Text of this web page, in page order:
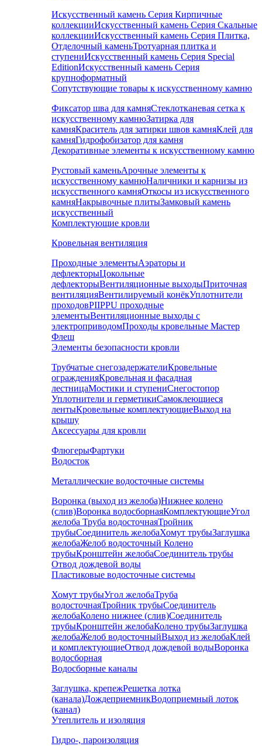
Искусственный камень Серия Кирпичные
коллекцииИскусственный камень Серия Скальные
коллекцииИскусственный камень Серия Плитка,
Отделочный каменьТротуарная плитка и
ступениИскусственный камень Серия Special
EditionИскусственный камень Серия
крупноформатный
Сопутствующие товары к искусственному камню
Фиксатор шва для камняСтеклотканевая сетка к
искусственному камнюЗатирка для
камняКраситель для затирки швов камняКлей для
камняГидрофобизатор для камня
Декоративные элементы к искусственному камню
Рустовый каменьАрочные элементы к
искусственному камнюНаличники и карнизы из
искусственного камняОткосы из искусственного
камняНакрывочные плитыЗамковый камень
искусственный
Комплектующие кровли
Кровельная вентиляция
Проходные элементыАэраторы и
дефлекторыЦокольные
дефлекторыВентиляционные выходыПриточная
вентиляцияВентилируемый конёкУплотнители
проходовPIIPPU проходные
элементыВентиляционные выходы с
электроприводомПроходы кровельные Мастер
Флеш
Элементы безопасности кровли
Трубчатые снегозадержателиКровельные
огражденияКровельная и фасадная
лестницаМостики и ступениСнегостопор
Уплотнители и герметикиСамоклеющиеся
лентыКровельные комплектующиеВыход на
крышу
Аксессуары для кровли
ФлюгерыФартуки
Водосток
Металлические водосточные системы
Воронка (выход из желоба)Нижнее колено
(слив)Воронка водосборнаяКомплектующиеУгол
желоба Труба водосточнаяТройник
трубыСоединитель желобаХомут трубыЗаглушка
желобаЖелоб водосточный Колено
трубыКронштейн желобаСоединитель трубы
Отвод дождевой воды
Пластиковые водосточные системы
Хомут трубыУгол желобаТруба
водосточнаяТройник трубыСоединитель
желобаКолено нижнее (слив)Соединитель
трубыКронштейн желобаКолено трубыЗаглушка
желобаЖелоб водосточныйВыход из желобаКлей
и комплектующиеОтвод дождевой водыВоронка
водосборная
Водосборные каналы
Заглушка, крепежРешетка лотка
(канала)ДождеприемникВодоприемный лоток
(канал)
Утеплитель и изоляция
Гидро-, пароизоляция